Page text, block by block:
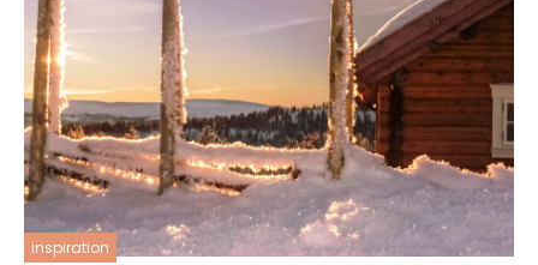
inspiration